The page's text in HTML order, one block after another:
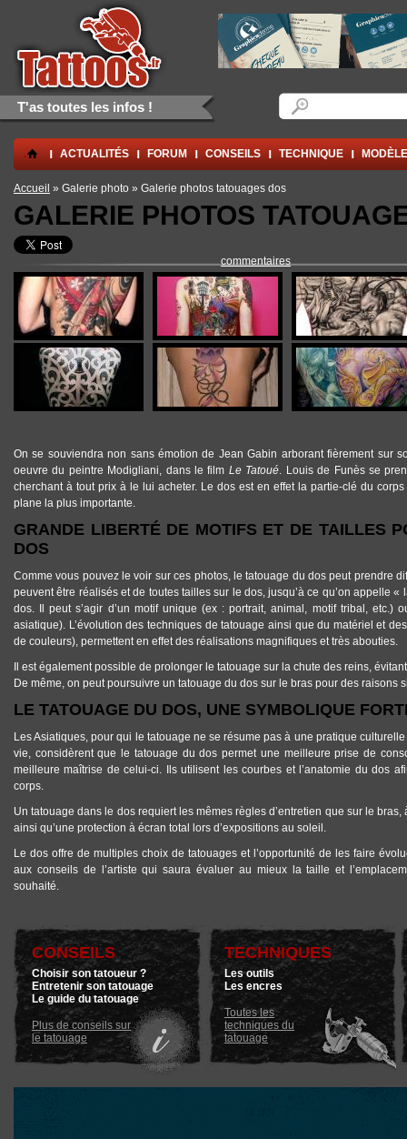
Aller au contenu principal
Skip to navigation
T'as toutes les infos !
. ACTUALITÉS FORUM CONSEILS TECHNIQUE
Vous êtes ici
Accueil » Galerie photo » Galerie photos tatouages dos
GALERIE PHOTOS
commentaires
On se souviendra non sans émotion de Jean Gabin arborant fièrement sur
oeuvre du peintre Modigliani, dans le film Le Tatoué. Louis de Funès se
cherchant à tout prix à le lui acheter. Le dos est en effet la partie-clé du
plane la plus importante.
GRANDE LIBERTÉ DE MOTIFS ET DE TAILLES
DOS
Comme vous pouvez le voir sur ces photos, letatouage dudos peut prendre
peuvent être réalisés et de toutes tailles sur le dos, jusqu’à ce qu’on appelle
dos. Il peut s’agir d’un motif unique (ex : portrait, animal, motif tribal, etc.)
asiatique). L’évolution des techniques de tatouage ainsi que du matériel et
de couleurs), permettent en effet des réalisations magnifiques et très abouties.
Il est également possible de prolonger le tatouage sur la chute des reins,
De même, on peut poursuivre un tatouage du dos sur le bras pour des raisons
LE TATOUAGE DU DOS, UNE SYMBOLIQUE
Les Asiatiques, pour qui le tatouage ne se résume pas à une pratique
vie, considèrent que le tatouage dudospermet une meilleure prise de
meilleure maîtrise de celui-ci. Ils utilisent les courbes et l’anatomie du dos
corps.
Untatouage dans le dosrequiert les mêmes règles d’entretien que sur le
ainsi qu’une protection à écran total lors d’expositions au soleil.
Le dos offre de multiples choix de tatouages et l’opportunité de les faire
aux conseils de l’artiste qui saura évaluer au mieux la taille et
souhaité.
CONSEILS
Choisir son tatoueur ?
Entretenir son tatouage
Le guide du tatouage
Plus de conseils sur
le tatouage
TECHNIQUES
Les outils
Les encres
Toutes les
techniques du
tatouage